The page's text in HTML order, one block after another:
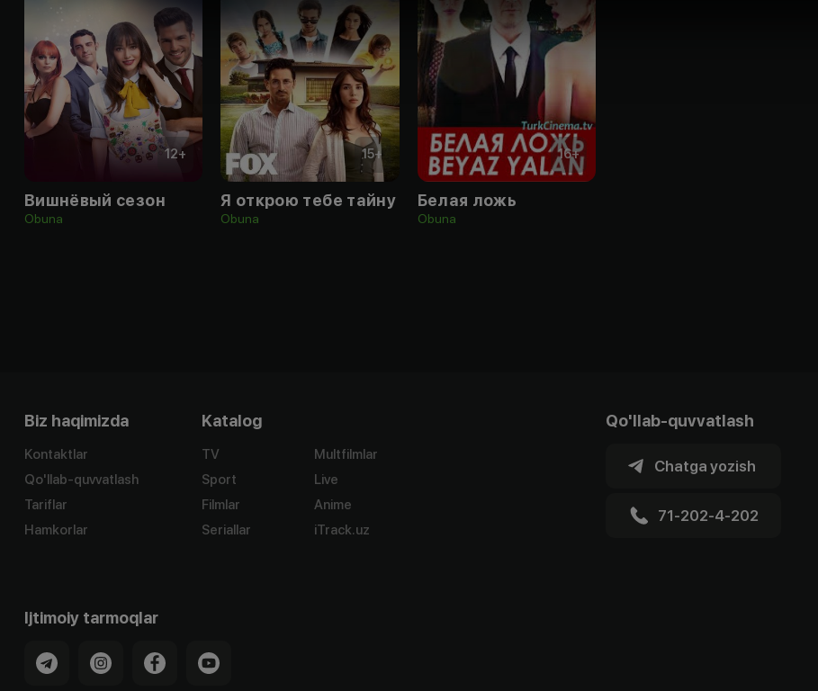
12+
Вишнёвый сезон
Obuna
15+
Я открою тебе тайну
Obuna
16+
Белая ложь
Obuna
Biz haqimizda
Kontaktlar
Qo'llab-quvvatlash
Tariflar
Hamkorlar
Katalog
TV
Sport
Filmlar
Seriallar
Multfilmlar
Live
Anime
iTrack.uz
Qo'llab-quvvatlash
Chatga yozish
71-202-4-202
Ijtimoiy tarmoqlar